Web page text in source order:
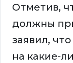
Отметив,
должны
заявил,
на какие-